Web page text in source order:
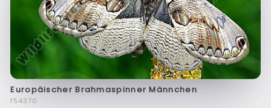
Europäischer Brahmaspinner Männchen
f54370